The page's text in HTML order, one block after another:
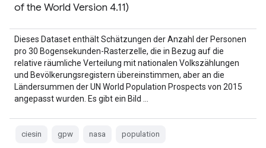
of the World Version 4.11)
Dieses Dataset enthält Schätzungen der Anzahl der Personen
pro 30 Bogensekunden-Rasterzelle, die in Bezug auf die
relative räumliche Verteilung mit nationalen Volkszählungen
und Bevölkerungsregistern übereinstimmen, aber an die
Ländersummen der UN World Population Prospects von 2015
angepasst wurden. Es gibt ein Bild …
ciesin gpw nasa population